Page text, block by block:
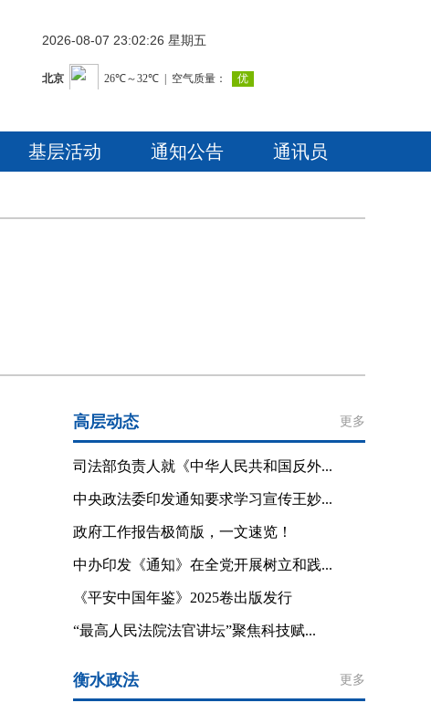
2026-08-07 23:02:27 星期五
基层活动 通知公告 通讯员
高层动态 更多
司法部负责人就《中华人民共和国反外...
中央政法委印发通知要求学习宣传王妙...
政府工作报告极简版，一文速览！
中办印发《通知》在全党开展树立和践...
《平安中国年鉴》2025卷出版发行
“最高人民法院法官讲坛”聚焦科技赋...
衡水政法 更多